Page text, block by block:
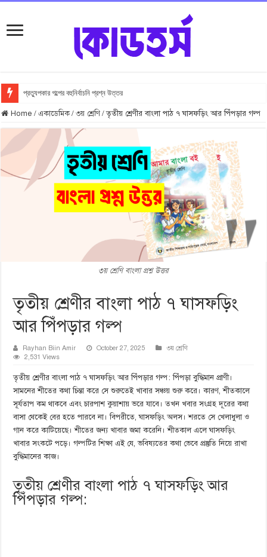
প্রত্যুপকার গল্পের বহুনির্বাচনি প্রশ্ন উত্তর
Top 10 Local Fashion Brands in Bangladesh : Specially for Ladies
Home / একাডেমিক/ ৩য় শ্রেণি / তৃতীয় শ্রেণীর বাংলা পাঠ ৭ ঘাসফড়িং আর পিঁপড়ার গল্প
৩য় শ্রেণি বাংলা প্রশ্ন উত্তর
তৃতীয় শ্রেণীর বাংলা পাঠ ৭ ঘাসফড়িং
আর পিঁপড়ার গল্প
Rayhan Biin Amir October 27, 2025
৩য় শ্রেণি
2,531 Views
তৃতীয় শ্রেণীর বাংলা পাঠ ৭ ঘাসফড়িং আর পিঁপড়ার গল্প: পিঁপড়া বুদ্ধিমান প্রাণী।
সামনের শীতের কথা চিন্তা করে সে শুরুতেই খাবার সঞ্চয় শুরু করে। কারণ, শীতকালে
সূর্যতাপ কম থাকবে এবং চারপাশ কুয়াশায় ভরে যাবে। তখন খবার সংগ্রহ দূরের কথা
বাসা থেকেই বের হতে পারবে না। বিপরীতে, ঘাসফড়িং অলস। শরতে সে খেলাধুলা ও
গান করে কাটিয়েছে। শীতের জন্য খাবার জমা করেনি। শীতকাল এলে ঘাসফড়িং
খাবার সংকটে পড়ে। গল্পটির শিক্ষা এই যে, ভবিষ্যতের কথা ভেবে প্রস্তুতি নিয়ে রাখা
বুদ্ধিমানের কাজ।
তৃতীয় শ্রেণীর বাংলা পাঠ ৭ ঘাসফড়িং আর
পিঁপড়ার গল্প: